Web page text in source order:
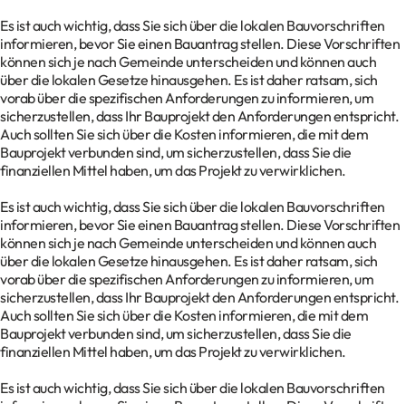
Es ist auch wichtig, dass Sie sich über die lokalen Bauvorschriften
informieren, bevor Sie einen Bauantrag stellen. Diese Vorschriften
können sich je nach Gemeinde unterscheiden und können auch
über die lokalen Gesetze hinausgehen. Es ist daher ratsam, sich
vorab über die spezifischen Anforderungen zu informieren, um
sicherzustellen, dass Ihr Bauprojekt den Anforderungen entspricht.
Auch sollten Sie sich über die Kosten informieren, die mit dem
Bauprojekt verbunden sind, um sicherzustellen, dass Sie die
finanziellen Mittel haben, um das Projekt zu verwirklichen.
Es ist auch wichtig, dass Sie sich über die lokalen Bauvorschriften
informieren, bevor Sie einen Bauantrag stellen. Diese Vorschriften
können sich je nach Gemeinde unterscheiden und können auch
über die lokalen Gesetze hinausgehen. Es ist daher ratsam, sich
vorab über die spezifischen Anforderungen zu informieren, um
sicherzustellen, dass Ihr Bauprojekt den Anforderungen entspricht.
Auch sollten Sie sich über die Kosten informieren, die mit dem
Bauprojekt verbunden sind, um sicherzustellen, dass Sie die
finanziellen Mittel haben, um das Projekt zu verwirklichen.
Es ist auch wichtig, dass Sie sich über die lokalen Bauvorschriften